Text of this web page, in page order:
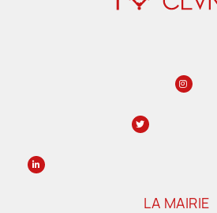
LA MAIRIE